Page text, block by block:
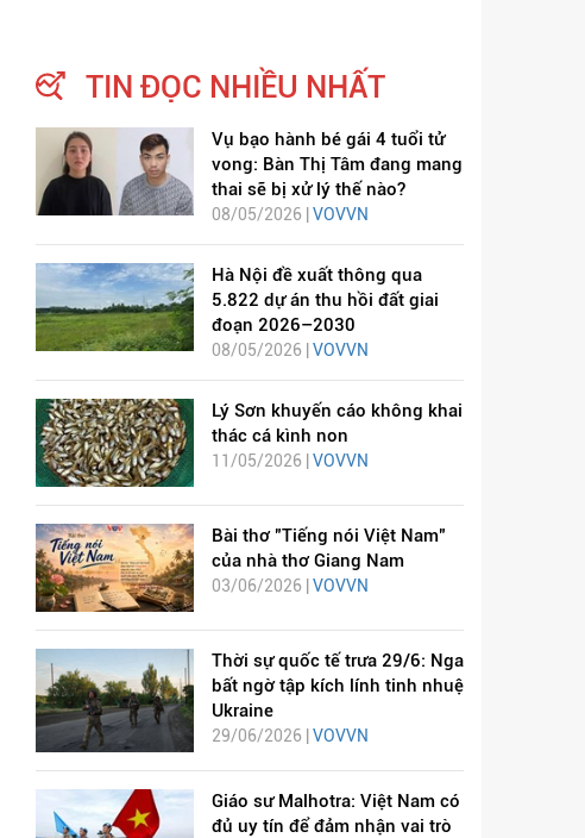
TIN ĐỌC NHIỀU NHẤT
Vụ bạo hành bé gái 4 tuổi tử
vong: Bàn Thị Tâm đang mang
thai sẽ bị xử lý thế nào?
08/05/2026 | VOVVN
Hà Nội đề xuất thông qua
5.822 dự án thu hồi đất giai
đoạn 2026–2030
08/05/2026 | VOVVN
Lý Sơn khuyến cáo không khai
thác cá kình non
11/05/2026 | VOVVN
Bài thơ "Tiếng nói Việt Nam"
của nhà thơ Giang Nam
03/06/2026 | VOVVN
Thời sự quốc tế trưa 29/6: Nga
bất ngờ tập kích lính tinh nhuệ
Ukraine
29/06/2026 | VOVVN
Giáo sư Malhotra: Việt Nam có
đủ uy tín để đảm nhận vai trò